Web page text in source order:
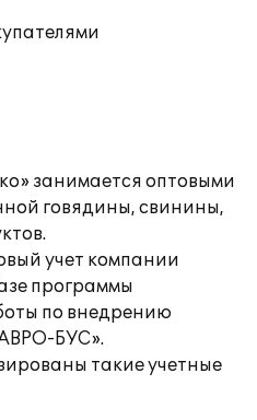
занимается оптовыми
говядины, свинины,
учет компании
программы
по внедрению
БУС».
такие учетные